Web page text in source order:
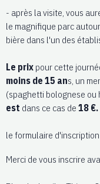
- après la visite, vous
le magnifique parc
bière dans l'un des
Le prix pour cette
moins de 15 ans, un
(spaghetti bolognese
est dans ce cas de 18 €.
le formulaire
Merci de vous inscrire